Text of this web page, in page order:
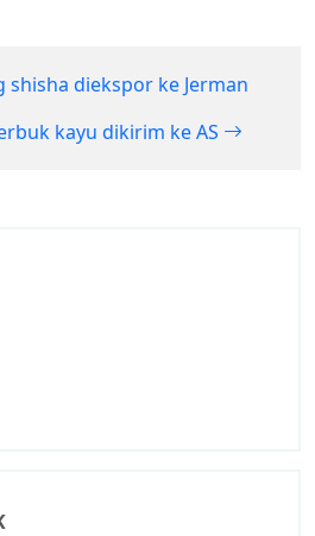
shisha diekspor ke Jerman
kayu dikirim ke AS